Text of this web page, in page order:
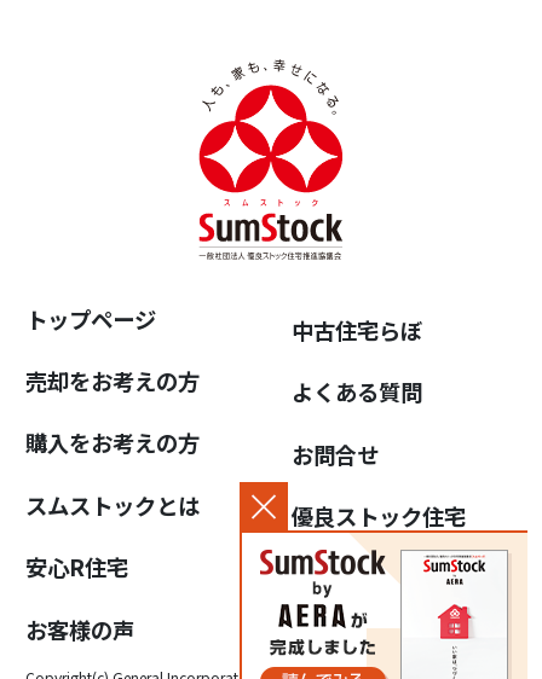
トップページ
売却をお考えの方
購入をお考えの方
スムストックとは
安心R住宅
お客様の声
中古住宅らぼ
よくある質問
お問合せ
優良ストック住宅
推進協議会について
個人情報保護方針